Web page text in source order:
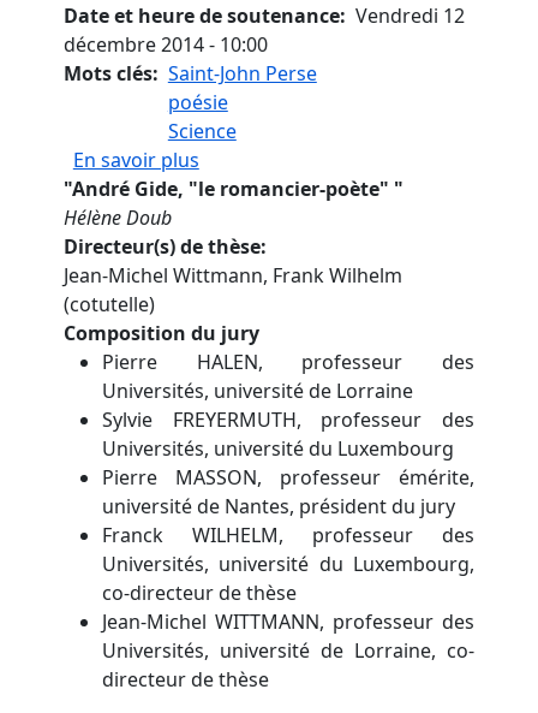
Date et heure de soutenance
Vendredi 12
décembre 2014 - 10:00
Mots clés
Saint-John Perse
poésie
Science
En savoir plussur Poésie et science(s) chez Saint-
"André Gide, "le romancier-poète" "
Hélène Doub
Directeur(s) de thèse
Jean-Michel Wittmann, Frank Wilhelm
(cotutelle)
Composition du jury
Pierre HALEN, professeur des
Universités, université de Lorraine
Sylvie FREYERMUTH, professeur des
Universités, université du Luxembourg
Pierre MASSON, professeur émérite,
université de Nantes, président du jury
Franck WILHELM, professeur des
Universités, université du Luxembourg,
co-directeur de thèse
Jean-Michel WITTMANN, professeur des
Universités, université de Lorraine, co-
directeur de thèse